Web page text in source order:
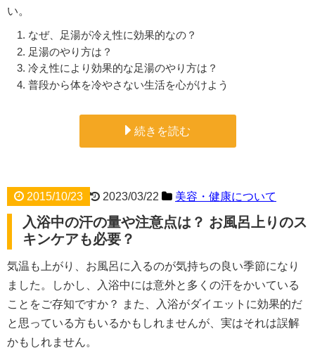
い。
なぜ、足湯が冷え性に効果的なの？
足湯のやり方は？
冷え性により効果的な足湯のやり方は？
普段から体を冷やさない生活を心がけよう
続きを読む
2015/10/23 2023/03/22 美容・健康について
入浴中の汗の量や注意点は？ お風呂上りのス
キンケアも必要？
気温も上がり、お風呂に入るのが気持ちの良い季節になり
ました。しかし、入浴中には意外と多くの汗をかいている
ことをご存知ですか？ また、入浴がダイエットに効果的だ
と思っている方もいるかもしれませんが、実はそれは誤解
かもしれません。